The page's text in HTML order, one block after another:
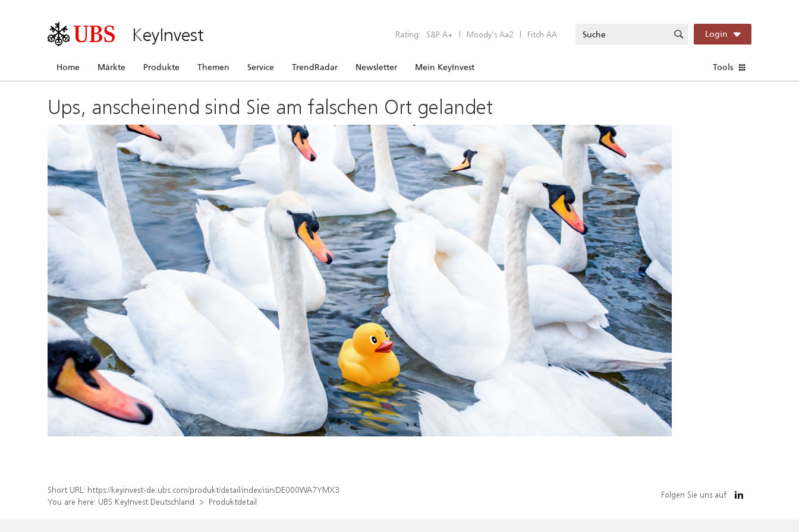
KeyInvest Rating: S&P A+ | Moody’s Aa2 | Fitch AA Login
Home Märkte Produkte Themen Service TrendRadar Newsletter Mein KeyInvest Tools
Ups, anscheinend sind Sie am falschen Ort gelandet
Short URL: https://keyinvest-de.ubs.com/produkt/detail/index/isin/DE000WA7YMX3
You are here: UBS KeyInvest Deutschland Produktdetail
Folgen Sie uns auf